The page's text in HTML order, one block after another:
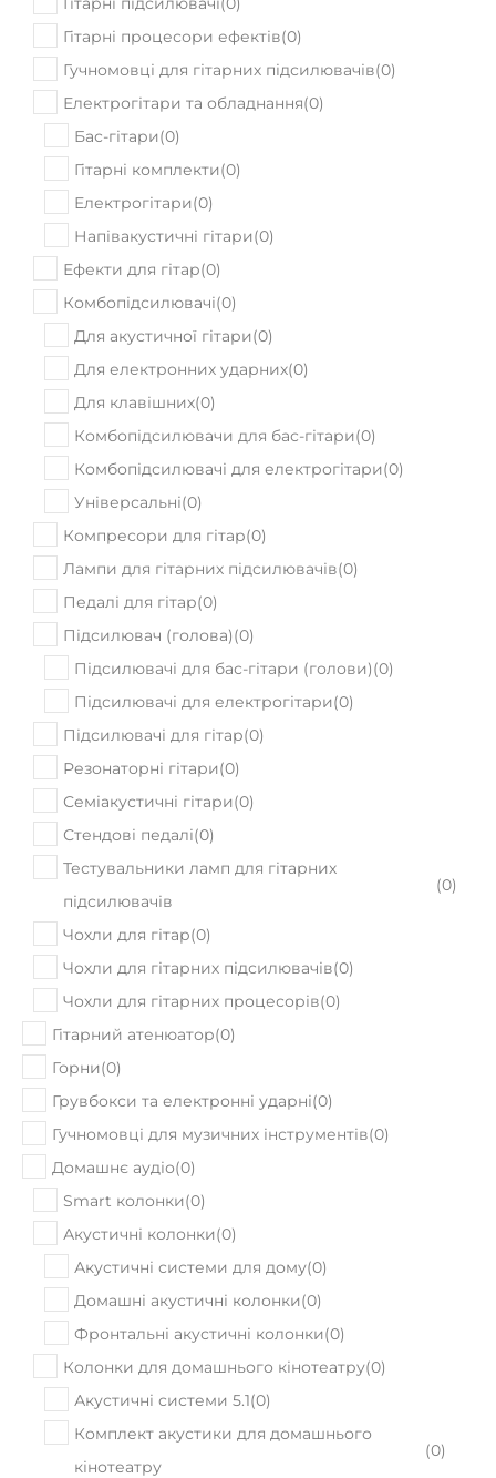
Гітарні процесори ефектів(0)
Гучномовці для гітарних підсилювачів(0)
Електрогітари та обладнання(0)
Бас-гітари(0)
Гітарні комплекти(0)
Електрогітари(0)
Напівакустичні гітари(0)
Ефекти для гітар(0)
Комбопідсилювачі(0)
Для акустичної гітари(0)
Для електронних ударних(0)
Для клавішних(0)
Комбопідсилювачи для бас-гітари(0)
Комбопідсилювачі для електрогітари(0)
Універсальні(0)
Компресори для гітар(0)
Лампи для гітарних підсилювачів(0)
Педалі для гітар(0)
Підсилювач (голова)(0)
Підсилювачі для бас-гітари (голови)(0)
Підсилювачі для електрогітари(0)
Підсилювачі для гітар(0)
Резонаторні гітари(0)
Семіакустичні гітари(0)
Стендові педалі(0)
Тестувальники ламп для гітарних
підсилювачів
(0)
Чохли для гітар(0)
Чохли для гітарних підсилювачів(0)
Чохли для гітарних процесорів(0)
Гітарний атенюатор(0)
Горни(0)
Грувбокси та електронні ударні(0)
Гучномовці для музичних інструментів(0)
Домашнє аудіо(0)
Smart колонки(0)
Акустичні колонки(0)
Акустичні системи для дому(0)
Домашні акустичні колонки(0)
Фронтальні акустичні колонки(0)
Колонки для домашнього кінотеатру(0)
Акустичні системи 5.1(0)
Комплект акустики для домашнього
кінотеатру
(0)